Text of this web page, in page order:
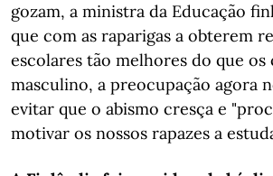
gozam, a ministra da Educação
que com as raparigas a obterem
escolares tão melhores do que os
masculino, a preocupação agora
evitar que o abismo cresça e
motivar os nossos rapazes a